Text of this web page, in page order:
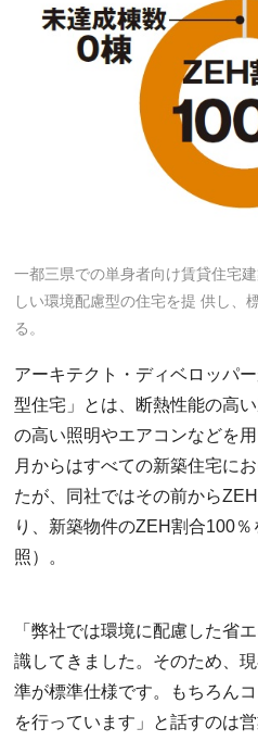
一都三県での単身者向け賃貸住宅
しい環境配慮型の住宅を提 供し、
る。
アーキテクト・ディベロッパ
型住宅」とは、断熱性能の高
の高い照明やエアコンなどを
月からはすべての新築住宅に
たが、同社ではその前から
り、新築物件のZEH割合100
照）。
「弊社では環境に配慮した省
識してきました。そのため、
準が標準仕様です。もちろん
を行っています」と話すのは